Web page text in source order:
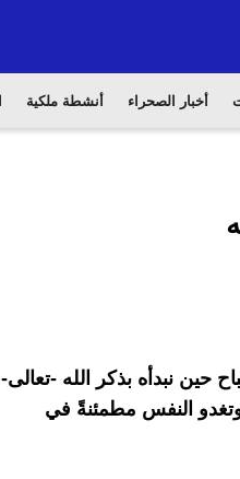
أخبار الصحراء أنشطة ملكية
حين نبدأه بذكر الله -تعالى-
وتغدو النفس مطمئنةً في